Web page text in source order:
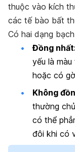
thuộc vào kích
các tế bào bất
Có hai dạng
Đồng
yếu là
hoặc có
Không
thường
có thể
đôi khi có